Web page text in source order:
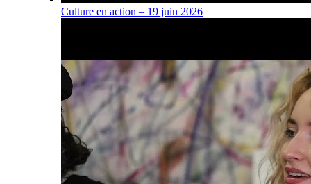
Culture en action – 19 juin 2026